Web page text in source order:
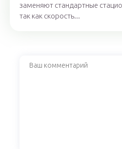
заменяют стандартные
так как скорость...